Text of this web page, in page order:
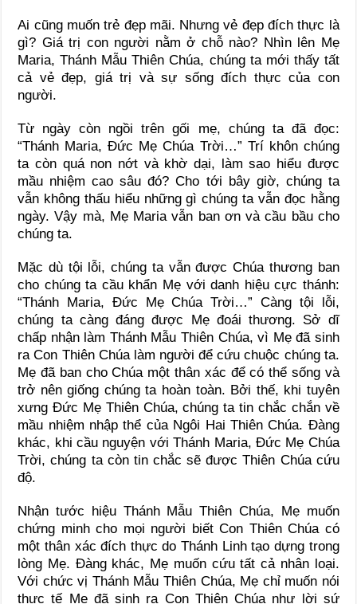
Ai cũng muốn trẻ đẹp mãi. Nhưng vẻ đẹp đích thực là
gì? Giá trị con người nằm ở chỗ nào? Nhìn lên Mẹ
Maria, Thánh Mẫu Thiên Chúa, chúng ta mới thấy tất
cả vẻ đẹp, giá trị và sự sống đích thực của con
người.
Từ ngày còn ngồi trên gối mẹ, chúng ta đã đọc:
“Thánh Maria, Đức Mẹ Chúa Trời…” Trí khôn chúng
ta còn quá non nớt và khờ dại, làm sao hiểu được
mầu nhiệm cao sâu đó? Cho tới bây giờ, chúng ta
vẫn không thấu hiểu những gì chúng ta vẫn đọc hằng
ngày. Vậy mà, Mẹ Maria vẫn ban ơn và cầu bầu cho
chúng ta.
Mặc dù tội lỗi, chúng ta vẫn được Chúa thương ban
cho chúng ta cầu khẩn Mẹ với danh hiệu cực thánh:
“Thánh Maria, Đức Mẹ Chúa Trời…” Càng tội lỗi,
chúng ta càng đáng được Mẹ đoái thương. Sở dĩ
chấp nhận làm Thánh Mẫu Thiên Chúa, vì Mẹ đã sinh
ra Con Thiên Chúa làm người để cứu chuộc chúng ta.
Mẹ đã ban cho Chúa một thân xác để có thể sống và
trở nên giống chúng ta hoàn toàn. Bởi thế, khi tuyên
xưng Đức Mẹ Thiên Chúa, chúng ta tin chắc chắn về
mầu nhiệm nhập thể của Ngôi Hai Thiên Chúa. Đàng
khác, khi cầu nguyện với Thánh Maria, Đức Mẹ Chúa
Trời, chúng ta còn tin chắc sẽ được Thiên Chúa cứu
độ.
Nhận tước hiệu Thánh Mẫu Thiên Chúa, Mẹ muốn
chứng minh cho mọi người biết Con Thiên Chúa có
một thân xác đích thực do Thánh Linh tạo dựng trong
lòng Mẹ. Đàng khác, Mẹ muốn cứu tất cả nhân loại.
Với chức vị Thánh Mẫu Thiên Chúa, Mẹ chỉ muốn nói
thực tế Mẹ đã sinh ra Con Thiên Chúa như lời sứ